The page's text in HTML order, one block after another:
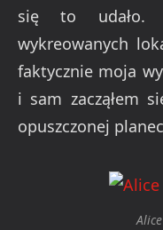
się to udało.
wykreowanych
faktycznie moja
i sam zacząłem
opuszczonej